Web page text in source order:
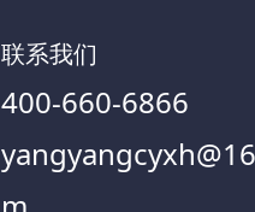
联系我们
400-660-6866